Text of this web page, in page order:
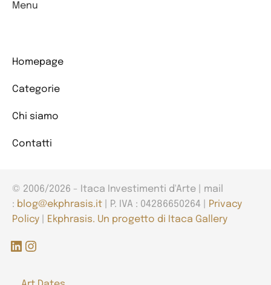
Menu
Homepage
Categorie
Chi siamo
Contatti
© 2006/2026 - Itaca Investimenti d'Arte | mail
: blog@ekphrasis.it | P. IVA : 04286650264 | Privacy
Policy
Ekphrasis. Un progetto di Itaca Gallery
LinkedIn
Instagram